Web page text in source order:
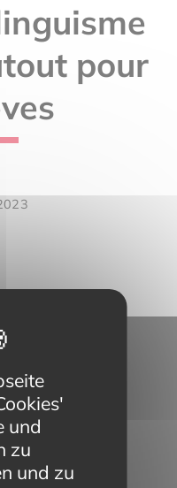
pour
und
zu
und zu